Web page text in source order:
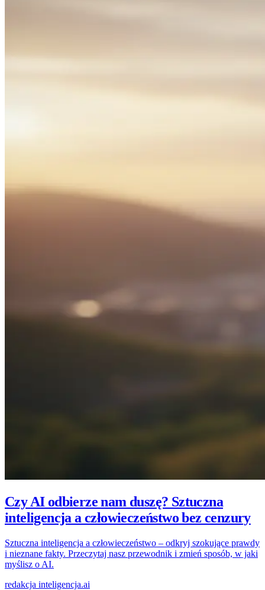
Czy AI odbierze nam duszę? Sztuczna
inteligencja a człowieczeństwo bez cenzury
Sztuczna inteligencja a człowieczeństwo – odkryj szokujące prawdy
i nieznane fakty. Przeczytaj nasz przewodnik i zmień sposób, w jaki
myślisz o AI.
redakcja inteligencja.ai